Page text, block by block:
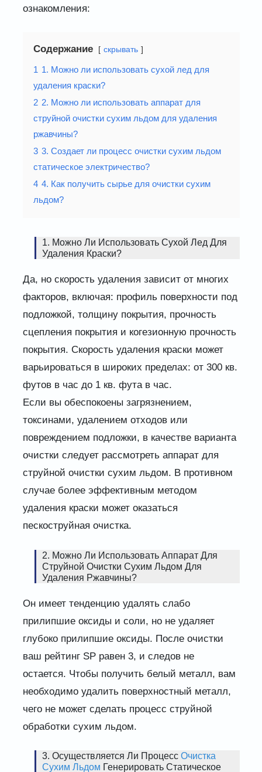
ознакомления:
Содержание скрывать
1 1. Можно ли использовать сухой лед для
удаления краски?
2 2. Можно ли использовать аппарат для
струйной очистки сухим льдом для удаления
ржавчины?
3 3. Создает ли процесс очистки сухим льдом
статическое электричество?
4 4. Как получить сырье для очистки сухим
льдом?
1. Можно Ли Использовать Сухой Лед Для
Удаления Краски?
Да, но скорость удаления зависит от многих
факторов, включая: профиль поверхности под
подложкой, толщину покрытия, прочность
сцепления покрытия и когезионную прочность
покрытия. Скорость удаления краски может
варьироваться в широких пределах: от 300 кв.
футов в час до 1 кв. фута в час.
Если вы обеспокоены загрязнением,
токсинами, удалением отходов или
повреждением подложки, в качестве варианта
очистки следует рассмотреть аппарат для
струйной очистки сухим льдом. В противном
случае более эффективным методом
удаления краски может оказаться
пескоструйная очистка.
2. Можно Ли Использовать Аппарат Для
Струйной Очистки Сухим Льдом Для
Удаления Ржавчины?
Он имеет тенденцию удалять слабо
прилипшие оксиды и соли, но не удаляет
глубоко прилипшие оксиды. После очистки
ваш рейтинг SP равен 3, и следов не
остается. Чтобы получить белый металл, вам
необходимо удалить поверхностный металл,
чего не может сделать процесс струйной
обработки сухим льдом.
3. Осуществляется Ли Процесс Очистка
Сухим Льдом Генерировать Статическое